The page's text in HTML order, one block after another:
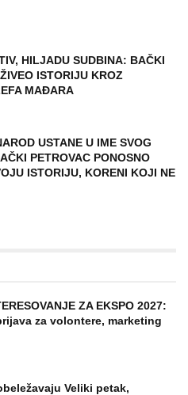
HILJADU SUDBINA: BAČKI
ISTORIJU KROZ
MAĐARA
USTANE U IME SVOG
PETROVAC PONOSNO
ISTORIJU, KORENI KOJI NE
ZA EKSPO 2027:
za volontere, marketing
Veliki petak,